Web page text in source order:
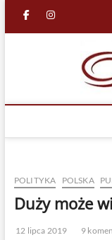
facebook
in
POLITYKA POLSKA
Duży może
12 lipca 2019 9